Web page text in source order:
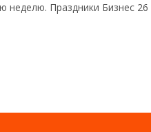
неделю. Праздники Бизнес 26